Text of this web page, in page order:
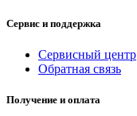
Сервис и поддержка
Сервисный центр
Обратная связь
Получение и оплата